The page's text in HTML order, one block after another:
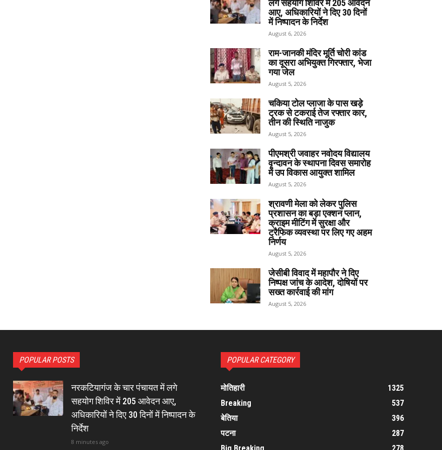
लगे सहयोग शिविर में 205 आवेदन
आए, अधिकारियों ने दिए 30 दिनों
में निष्पादन के निर्देश
August 6, 2026
राम-जानकी मंदिर मूर्ति चोरी कांड
का दूसरा अभियुक्त गिरफ्तार, भेजा
गया जेल
August 5, 2026
चकिया टोल प्लाजा के पास खड़े
ट्रक से टकराई तेज रफ्तार कार,
तीन की स्थिति नाजुक
August 5, 2026
पीएमश्री जवाहर नवोदय विद्यालय
वृन्दावन के स्थापना दिवस समारोह
में उप विकास आयुक्त शामिल
August 5, 2026
श्रावणी मेला को लेकर पुलिस
प्रशासन का बड़ा एक्शन प्लान,
क्राइम मीटिंग में सुरक्षा और
ट्रैफिक व्यवस्था पर लिए गए अहम
निर्णय
August 5, 2026
जेसीबी विवाद में महापौर ने दिए
निष्पक्ष जांच के आदेश, दोषियों पर
सख्त कार्रवाई की मांग
August 5, 2026
POPULAR POSTS
नरकटियागंज के चार पंचायत में लगे
सहयोग शिविर में 205 आवेदन आए,
अधिकारियों ने दिए 30 दिनों में निष्पादन के
निर्देश
8 minutes ago
POPULAR CATEGORY
मोतिहारी
1325
Breaking
537
बेतिया
396
पटना
287